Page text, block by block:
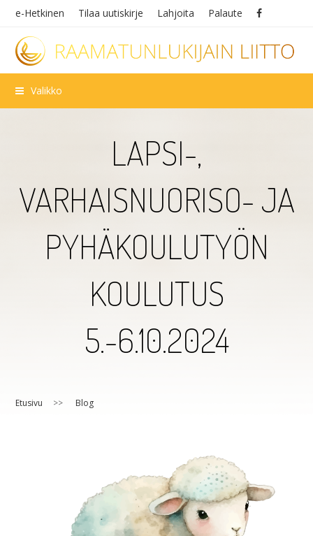
e-Hetkinen Tilaa uutiskirje Lahjoita Palaute
Valikko
LAPSI-,
VARHAISNUORISO- JA
PYHÄKOULUTYÖN
KOULUTUS
5.-6.10.2024
Etusivu >> Blog